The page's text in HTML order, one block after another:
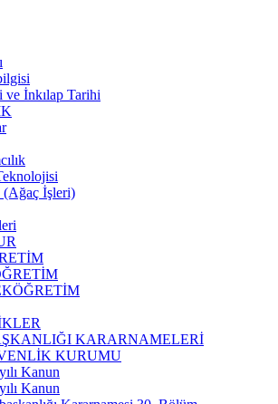
İnkılap Tarihi
İşleri)
KARARNAMELERİ
KURUMU
Kanun
Kanun